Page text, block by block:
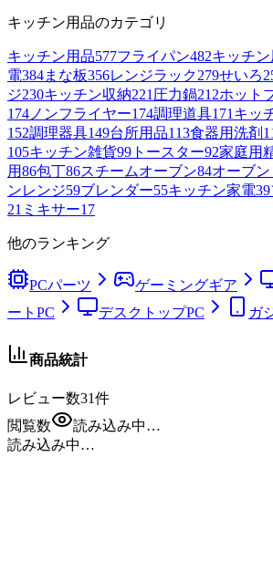
キッチン用品のカテゴリ
キッチン用品577フライパン482キッチン
電384まな板356レンジラック279せいろ
ジ230キッチン収納221圧力鍋212ホット
174ノンフライヤー174調理道具171キッ
152調理器具149台所用品113食器用洗剤
105キッチン雑貨99 トースター92家庭用
用86包丁86スチームオーブン84オーブ
ンレンジ59ブレンダー55キッチン家電39
21 ミキサー17
他のランキング
PCパーツ ゲーミングギア
ートPC
デスクトップPC ガ
商品統計
レビュー数31件
閲覧数
読み込み中…
読み込み中…